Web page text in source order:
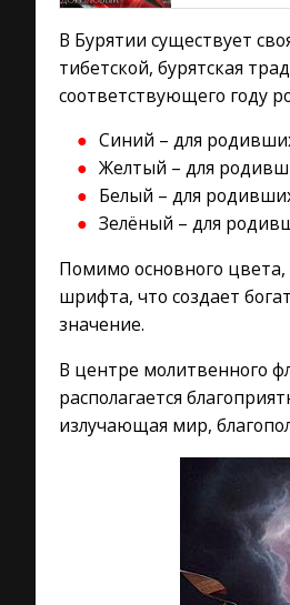
В Бурятии существует
тибетской, бурятская
соответствующего году
Синий – для
Желтый – для
Белый – для
Зелёный – для
Помимо основного
шрифта, что создает
значение.
В центре молитвенного
располагается
излучающая мир,